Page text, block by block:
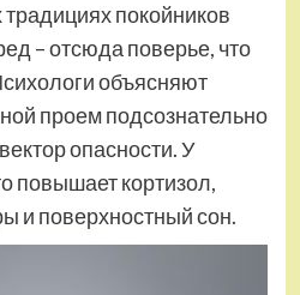
традициях покойников
– отсюда поверье, что
объясняют
проем подсознательно
опасности. У
повышает кортизол,
и поверхностный сон.